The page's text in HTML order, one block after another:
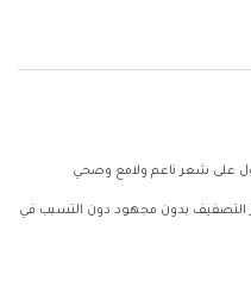
على شعر ناعم ولامع وصحي
التصفيف بدون مجهود دون التسبب في